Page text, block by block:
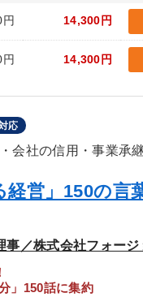
14,300円
14,300円
応
会社の信用・事業承
経営」150の言
事／株式会社フォー
」150話に集約